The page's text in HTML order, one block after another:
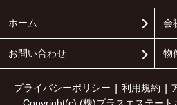
ホーム 会
お問い合わせ 物
プライバシーポリシー 利用規約